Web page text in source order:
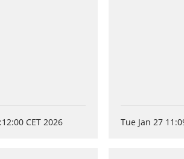
CET 2026 Tue Jan 27